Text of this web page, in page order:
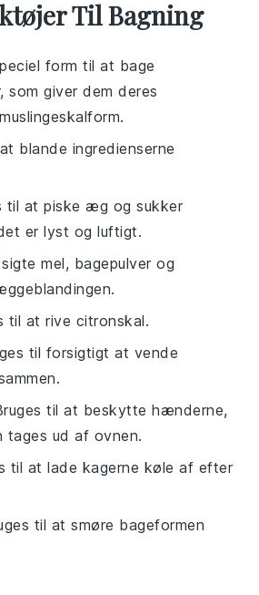
Til Bagning
form til at bage
som giver dem deres
blande ingredienserne
til at piske æg og sukker
er lyst og luftigt.
mel, bagepulver og
til at rive citronskal.
til forsigtigt at vende
til at beskytte hænderne,
tages ud af ovnen.
til at lade kagerne køle af efter
til at smøre bageformen